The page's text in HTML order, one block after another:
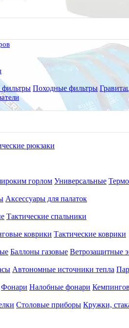
фильтры Походные фильтры
рюкзаки
горлом Универсальные
Аксессуары для палаток
Тактические спальники
коврики Тактические коврики
Баллоны газовые Ветрозащитные
Автономные источники тепла
Фонари Налобные фонари
Столовые приборы Кружки,